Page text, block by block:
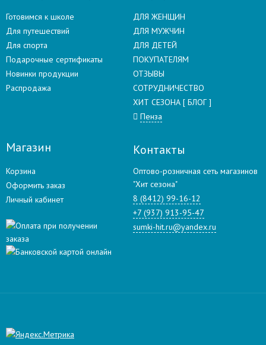
Готовимся к школе
Для путешествий
Для спорта
Подарочные сертификаты
Новинки продукции
Распродажа
ДЛЯ ЖЕНЩИН
ДЛЯ МУЖЧИН
ДЛЯ ДЕТЕЙ
ПОКУПАТЕЛЯМ
ОТЗЫВЫ
СОТРУДНИЧЕСТВО
ХИТ СЕЗОНА [ БЛОГ ]
Пенза
Магазин
Корзина
Оформить заказ
Личный кабинет
Контакты
Оптово-розничная сеть магазинов
"Хит сезона"
8 (8412) 99-16-12
+7 (937) 913-95-47
sumki-hit.ru@yandex.ru